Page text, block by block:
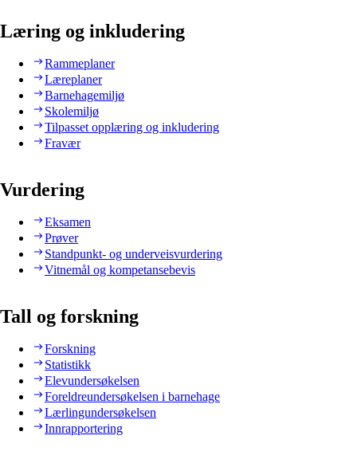
Læring og inkludering
Rammeplaner
Læreplaner
Barnehagemiljø
Skolemiljø
Tilpasset opplæring og inkludering
Fravær
Vurdering
Eksamen
Prøver
Standpunkt- og underveisvurdering
Vitnemål og kompetansebevis
Tall og forskning
Forskning
Statistikk
Elevundersøkelsen
Foreldreundersøkelsen i barnehage
Lærlingundersøkelsen
Innrapportering